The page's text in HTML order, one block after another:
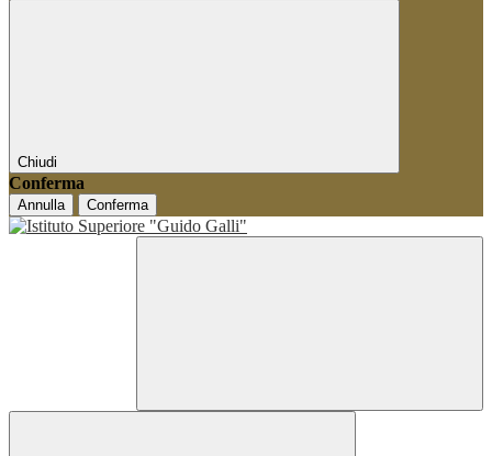
Chiudi
Conferma
Annulla Conferma